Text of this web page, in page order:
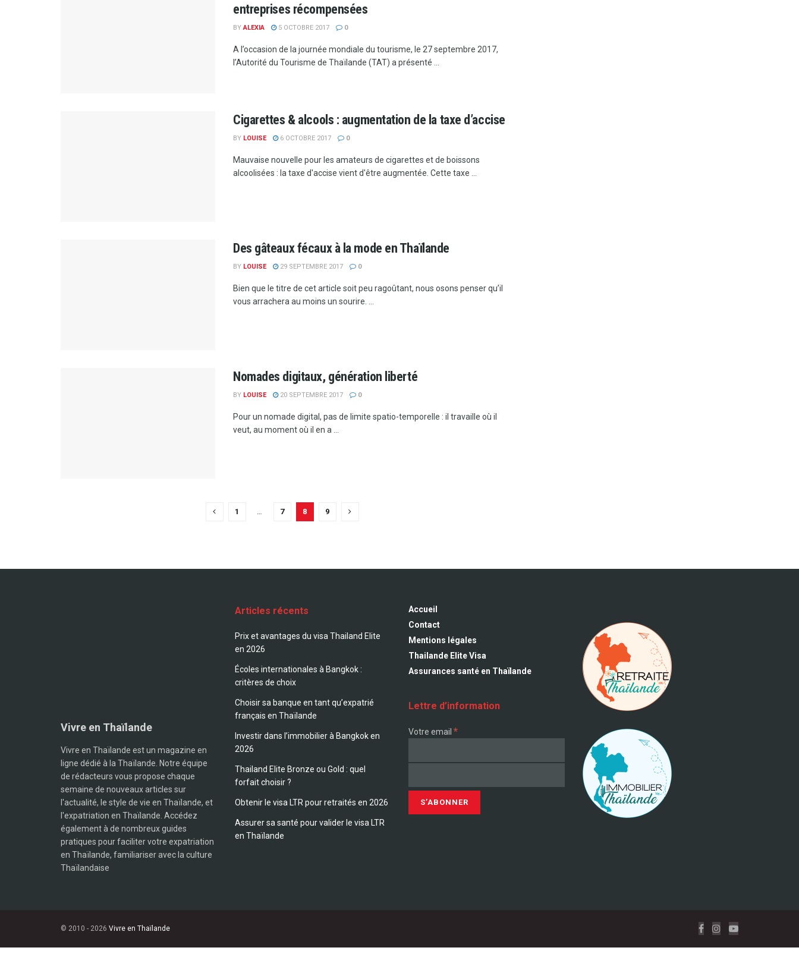
entreprises récompensées
BY ALEXIA 5 OCTOBRE 2017 0
A l’occasion de la journée mondiale du tourisme, le 27 septembre 2017,
l’Autorité du Tourisme de Thaïlande (TAT) a présenté ...
Cigarettes & alcools : augmentation de la taxe d’accise
BY LOUISE 6 OCTOBRE 2017 0
Mauvaise nouvelle pour les amateurs de cigarettes et de boissons
alcoolisées : la taxe d'accise vient d'être augmentée. Cette taxe ...
Des gâteaux fécaux à la mode en Thaïlande
BY LOUISE 29 SEPTEMBRE 2017 0
Bien que le titre de cet article soit peu ragoûtant, nous osons penser qu’il
vous arrachera au moins un sourire. ...
Nomades digitaux, génération liberté
BY LOUISE 20 SEPTEMBRE 2017 0
Pour un nomade digital, pas de limite spatio-temporelle : il travaille où il
veut, au moment où il en a ...
1 7 8 9
Vivre en Thaïlande
Vivre en Thaïlande est un magazine en
ligne dédié à la Thaïlande. Notre équipe
de rédacteurs vous propose chaque
semaine de nouveaux articles sur
l'actualité, le style de vie en Thaïlande, et
l'expatriation en Thaïlande. Accédez
également à de nombreux guides
pratiques pour faciliter votre expatriation
en Thaïlande, familiariser avec la culture
Thaïlandaise
Articles récents
Prix et avantages du visa Thailand Elite
en 2026
Écoles internationales à Bangkok :
critères de choix
Choisir sa banque en tant qu’expatrié
français en Thaïlande
Investir dans l’immobilier à Bangkok en
2026
Thailand Elite Bronze ou Gold : quel
forfait choisir ?
Obtenir le visa LTR pour retraités en 2026
Assurer sa santé pour valider le visa LTR
en Thaïlande
Accueil
Contact
Mentions légales
Thailande Elite Visa
Assurances santé en Thaïlande
Lettre d’information
Votre email *
© 2010 - 2026 Vivre en Thaïlande